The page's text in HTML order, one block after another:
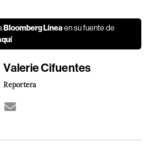
Bloomberg Línea en su fuente de
Valerie Cifuentes
Reportera